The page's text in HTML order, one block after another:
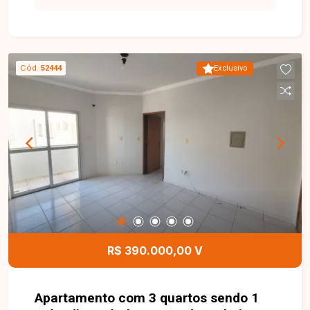
ambientes. Ambos os quartos possuem armários
planejados e ar-condicionado. O apartamento
dispõe ainda de sala aconchegante, cozinha
planejada com armários, cooktop e forno elétrico,
área de serviço com porta de vidro e banheiros
equipados com armários e box em vidro. Para
maior comodidade, o imóvel possui 2 vagas de
garagem soltas, oferecendo praticidade no dia a
dia. Uma excelente oportunidade para quem
busca um apartamento funcional, bem localizado
e pronto para morar. Entre em contato para mais
informações e agende sua visita!
Exclusivo
Cód. 52444
R$ 390.000,00 V
Apartamento com 3 quartos sendo 1